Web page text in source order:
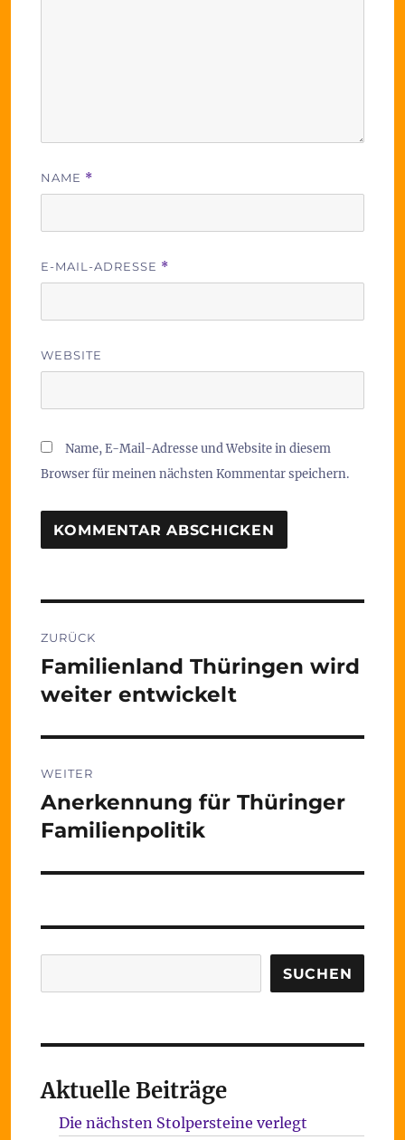
NAME *
E-MAIL-ADRESSE *
WEBSITE
Name, E-Mail-Adresse und Website in diesem
Browser für meinen nächsten Kommentar speichern.
ZURÜCK
Vorheriger
Beitrag:
Familienland Thüringen wird
weiter entwickelt
WEITER
Nächster
Beitrag:
Anerkennung für Thüringer
Familienpolitik
SUCHEN
Aktuelle Beiträge
Die nächsten Stolpersteine verlegt